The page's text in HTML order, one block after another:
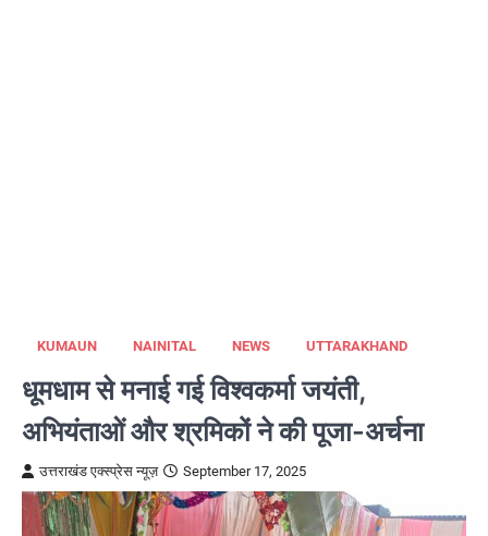
KUMAUN NAINITAL NEWS UTTARAKHAND
धूमधाम से मनाई गई विश्वकर्मा जयंती,
अभियंताओं और श्रमिकों ने की पूजा-अर्चना
उत्तराखंड एक्स्प्रेस न्यूज़ September 17, 2025